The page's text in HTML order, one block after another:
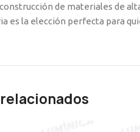
construcción de materiales de
es la elección perfecta para